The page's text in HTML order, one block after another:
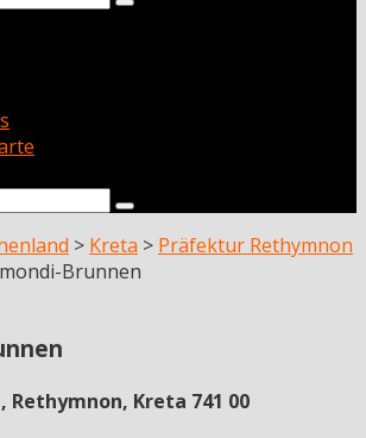
> Kreta > Präfektur Rethymnon
Brunnen
Kreta 741 00